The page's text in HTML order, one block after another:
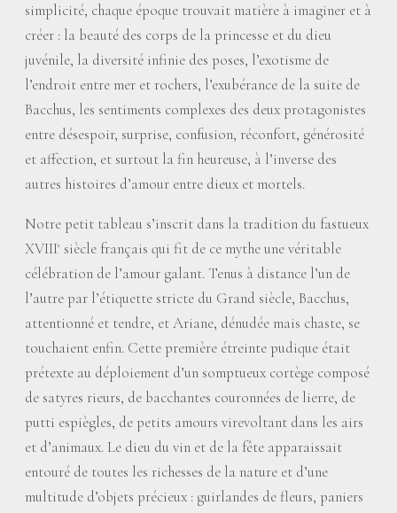
simplicité, chaque époque trouvait matière à imaginer et à
créer : la beauté des corps de la princesse et du dieu
juvénile, la diversité infinie des poses, l’exotisme de
l’endroit entre mer et rochers, l’exubérance de la suite de
Bacchus, les sentiments complexes des deux protagonistes
entre désespoir, surprise, confusion, réconfort, générosité
et affection, et surtout la fin heureuse, à l’inverse des
autres histoires d’amour entre dieux et mortels.
Notre petit tableau s’inscrit dans la tradition du fastueux
XVIIIe siècle français qui fit de ce mythe une véritable
célébration de l’amour galant. Tenus à distance l’un de
l’autre par l’étiquette stricte du Grand siècle, Bacchus,
attentionné et tendre, et Ariane, dénudée mais chaste, se
touchaient enfin. Cette première étreinte pudique était
prétexte au déploiement d’un somptueux cortège composé
de satyres rieurs, de bacchantes couronnées de lierre, de
putti espiègles, de petits amours virevoltant dans les airs
et d’animaux. Le dieu du vin et de la fête apparaissait
entouré de toutes les richesses de la nature et d’une
multitude d’objets précieux : guirlandes de fleurs, paniers